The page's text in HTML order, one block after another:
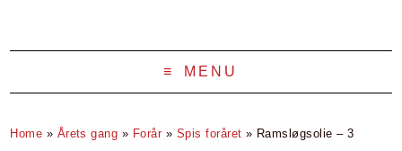
MENU
Home » Årets gang » Forår » Spis foråret » Ramsløgsolie – 3